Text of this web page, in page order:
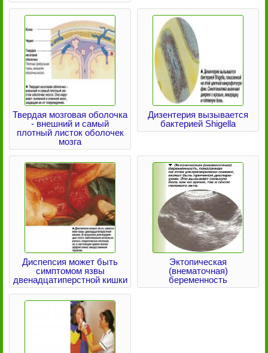
Твердая мозговая оболочка
- внешний и самый
плотный листок оболочек
мозга
Дизентерия вызывается
бактерией Shigella
Диспепсия может быть
симптомом язвы
двенадцатиперстной кишки
Эктопическая
(внематочная)
беременность